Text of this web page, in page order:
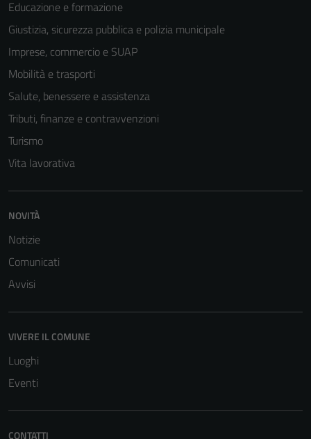
Educazione e formazione
Giustizia, sicurezza pubblica e polizia municipale
Imprese, commercio e SUAP
Mobilità e trasporti
Salute, benessere e assistenza
Tributi, finanze e contravvenzioni
Turismo
Vita lavorativa
NOVITÀ
Notizie
Comunicati
Avvisi
VIVERE IL COMUNE
Luoghi
Eventi
CONTATTI
Questi cookie